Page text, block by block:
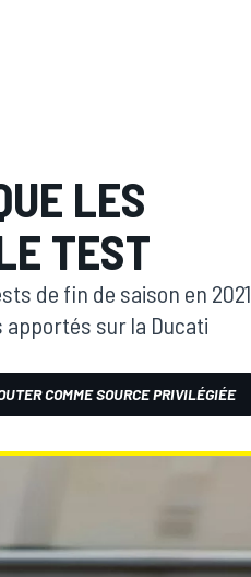
LES
TEST
de fin de saison en 2021
apportés sur la Ducati
COMME SOURCE PRIVILÉGIÉE